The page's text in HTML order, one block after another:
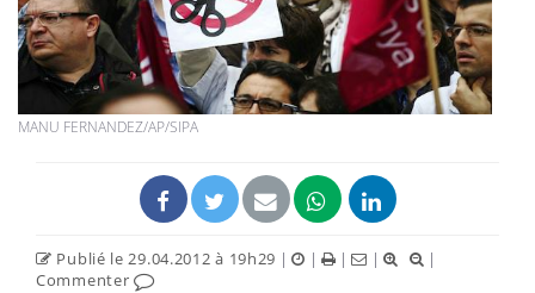
MANU FERNANDEZ/AP/SIPA
Publié le 29.04.2012 à 19h29 | | | |
|
Commenter